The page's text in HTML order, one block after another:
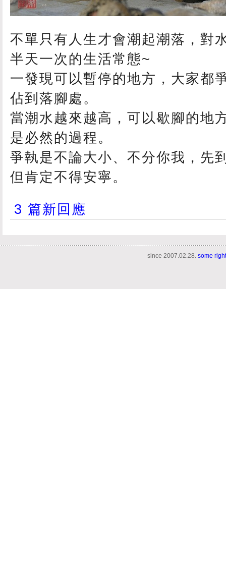
不單只有人生才會潮起潮落，對
半天一次的生活常態~
一發現可以暫停的地方，大家都
佔到落腳處。
當潮水越來越高，可以歇腳的地
是必然的過程。
爭執是不論大小、不分你我，先
但肯定不得安寧。
3 篇新回應
since 2007.02.28. some